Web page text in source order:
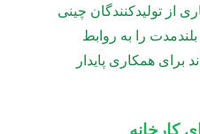
از تولیدکنندگان چینی
را به روابط
برای همکاری پایدار